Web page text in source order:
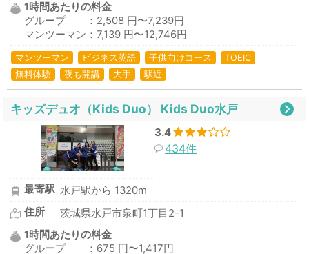
1時間あたりの料金
グループ ：2,508 円〜7,239円
マンツーマン：7,139 円〜12,746円
マンツーマン ビジネス英語 子供向けコース
TOEIC
無料体験
夜も開講 大手 駅近
キッズデュオ（Kids Duo） Kids Duo水戸
3.4
434件
最寄駅 水戸駅から 1320m
住所
茨城県水戸市泉町1丁目2-1
1時間あたりの料金
グループ ：675 円〜1,417円